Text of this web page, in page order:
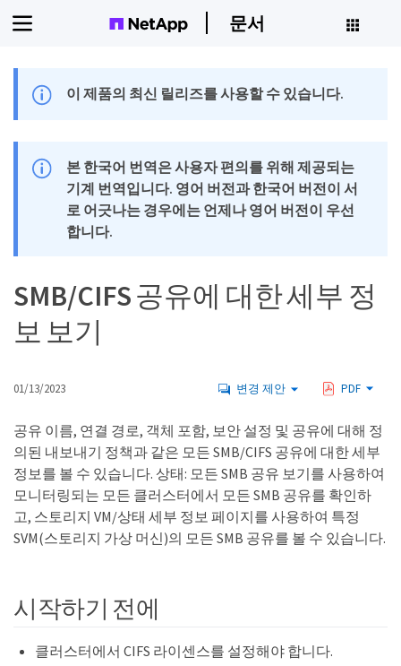
문서
이 제품의 최신 릴리즈를 사용할 수 있습니다.
본 한국어 번역은 사용자 편의를 위해 제공되는
기계 번역입니다. 영어 버전과 한국어 버전이 서
로 어긋나는 경우에는 언제나 영어 버전이 우선
합니다.
SMB/CIFS 공유에 대한 세부 정
보 보기
01/13/2023 변경 제안 PDF
공유 이름, 연결 경로, 객체 포함, 보안 설정 및 공유에 대해 정
의된 내보내기 정책과 같은 모든 SMB/CIFS 공유에 대한 세부
정보를 볼 수 있습니다. 상태: 모든 SMB 공유 보기를 사용하여
모니터링되는 모든 클러스터에서 모든 SMB 공유를 확인하
고, 스토리지 VM/상태 세부 정보 페이지를 사용하여 특정
SVM(스토리지 가상 머신)의 모든 SMB 공유를 볼 수 있습니다.
시작하기 전에
클러스터에서 CIFS 라이센스를 설정해야 합니다.